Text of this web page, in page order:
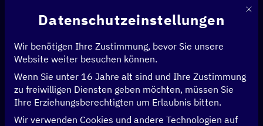
Startseite > News & Artikel >
Das Scaling Toolkit: Die Wirkung digitaler Innovationen weltweit
vergrößern
Mit
Datenschutzeinstellungen
Wir benötigen Ihre Zustimmung, bevor Sie unsere
Website weiter besuchen können.
Wenn Sie unter 16 Jahre alt sind und Ihre Zustimmung
zu freiwilligen Diensten geben möchten, müssen Sie
Ihre Erziehungsberechtigten um Erlaubnis bitten.
Wir verwenden Cookies und andere Technologien auf